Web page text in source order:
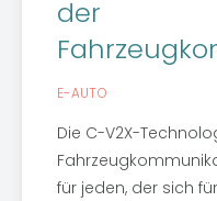
der
E-AUTO
Die C-V2X-
für jeden, der sich